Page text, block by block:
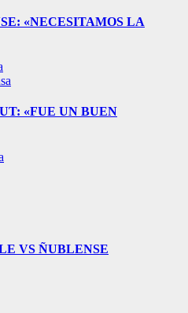
«NECESITAMOS LA
«FUE UN BUEN
VS ÑUBLENSE